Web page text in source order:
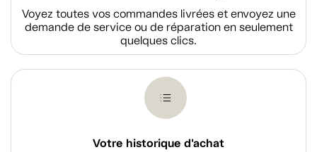
Voyez toutes vos commandes livrées et envoyez une
demande de service ou de réparation en seulement
quelques clics.
Votre historique d'achat